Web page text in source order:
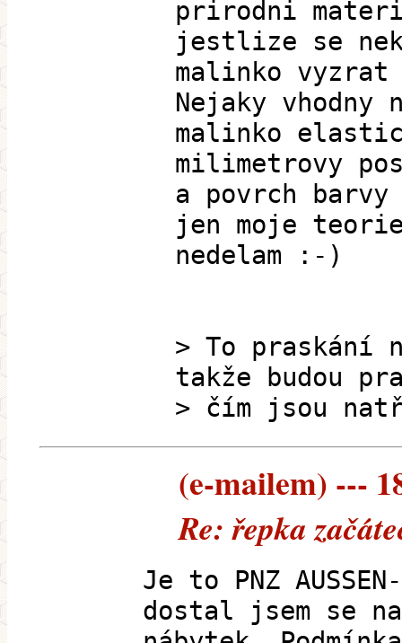
prirodni
jestlize se
malinko
Nejaky vhodny
malinko
milimetrovy
a povrch
jen moje
nedelam :-)
> To praskání
takže budou
> čím jsou
(e-mailem) ---
Re: řepka
Je to PNZ
dostal jsem se